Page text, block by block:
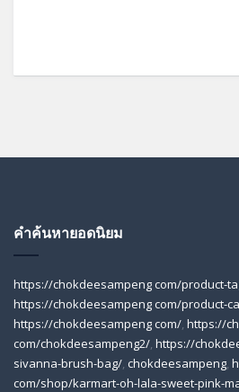
คำค้นหายอดนิยม
https://chokdeesampeng com/product-
https://chokdeesampeng com/product-
https://chokdeesampeng com/, https://
com/chokdeesampeng2/, https://
sivanna-brush-bag/, chokdeesampeng,
com/shop/karmart-oh-lala-sweet-pink-